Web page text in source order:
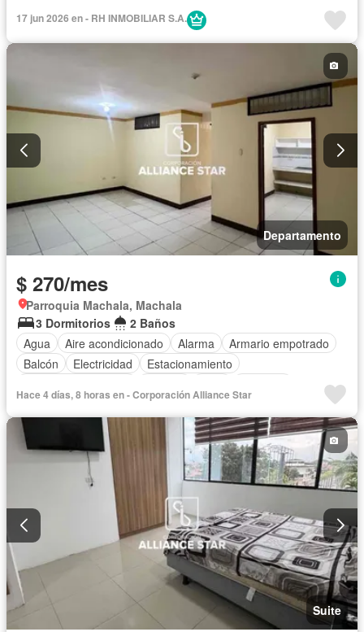
17 jun 2026 en - RH INMOBILIAR S.A.
Departamento
$ 270/mes
Parroquia Machala, Machala
3 Dormitorios
2 Baños
Agua
Aire acondicionado Alarma
Armario empotrado
Balcón
Electricidad
Estacionamiento
Seguridad
Terraza Vista panorámica
Wifi
Hace 4 días, 8 horas en - Corporación Alliance Star
Suite